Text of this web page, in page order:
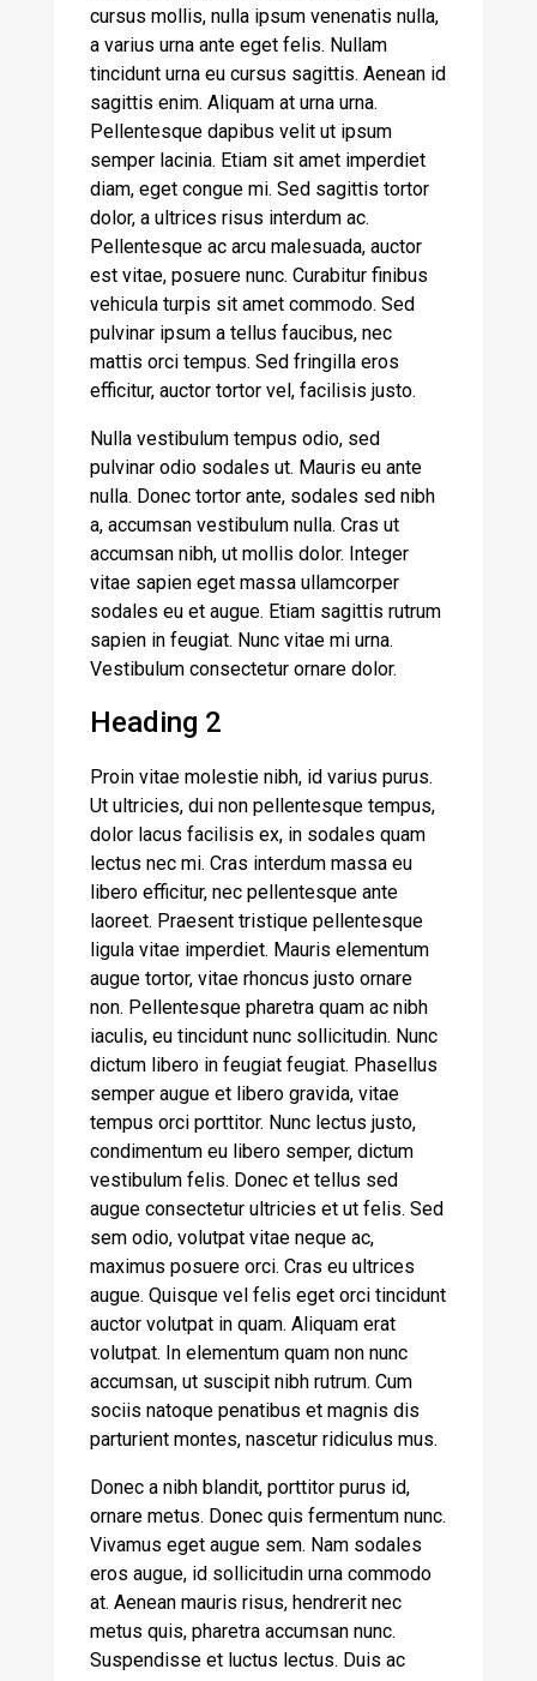
cursus mollis, nulla ipsum venenatis nulla,
a varius urna ante eget felis. Nullam
tincidunt urna eu cursus sagittis. Aenean id
sagittis enim. Aliquam at urna urna.
Pellentesque dapibus velit ut ipsum
semper lacinia. Etiam sit amet imperdiet
diam, eget congue mi. Sed sagittis tortor
dolor, a ultrices risus interdum ac.
Pellentesque ac arcu malesuada, auctor
est vitae, posuere nunc. Curabitur finibus
vehicula turpis sit amet commodo. Sed
pulvinar ipsum a tellus faucibus, nec
mattis orci tempus. Sed fringilla eros
efficitur, auctor tortor vel, facilisis justo.
Nulla vestibulum tempus odio, sed
pulvinar odio sodales ut. Mauris eu ante
nulla. Donec tortor ante, sodales sed nibh
a, accumsan vestibulum nulla. Cras ut
accumsan nibh, ut mollis dolor. Integer
vitae sapien eget massa ullamcorper
sodales eu et augue. Etiam sagittis rutrum
sapien in feugiat. Nunc vitae mi urna.
Vestibulum consectetur ornare dolor.
Heading 2
Proin vitae molestie nibh, id varius purus.
Ut ultricies, dui non pellentesque tempus,
dolor lacus facilisis ex, in sodales quam
lectus nec mi. Cras interdum massa eu
libero efficitur, nec pellentesque ante
laoreet. Praesent tristique pellentesque
ligula vitae imperdiet. Mauris elementum
augue tortor, vitae rhoncus justo ornare
non. Pellentesque pharetra quam ac nibh
iaculis, eu tincidunt nunc sollicitudin. Nunc
dictum libero in feugiat feugiat. Phasellus
semper augue et libero gravida, vitae
tempus orci porttitor. Nunc lectus justo,
condimentum eu libero semper, dictum
vestibulum felis. Donec et tellus sed
augue consectetur ultricies et ut felis. Sed
sem odio, volutpat vitae neque ac,
maximus posuere orci. Cras eu ultrices
augue. Quisque vel felis eget orci tincidunt
auctor volutpat in quam. Aliquam erat
volutpat. In elementum quam non nunc
accumsan, ut suscipit nibh rutrum. Cum
sociis natoque penatibus et magnis dis
parturient montes, nascetur ridiculus mus.
Donec a nibh blandit, porttitor purus id,
ornare metus. Donec quis fermentum nunc.
Vivamus eget augue sem. Nam sodales
eros augue, id sollicitudin urna commodo
at. Aenean mauris risus, hendrerit nec
metus quis, pharetra accumsan nunc.
Suspendisse et luctus lectus. Duis ac